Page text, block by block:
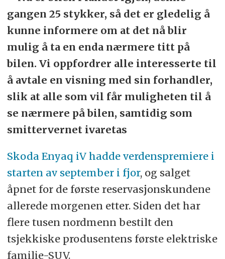
gangen 25 stykker, så det er gledelig å
kunne informere om at det nå blir
mulig å ta en enda nærmere titt på
bilen. Vi oppfordrer alle interesserte til
å avtale en visning med sin forhandler,
slik at alle som vil får muligheten til å
se nærmere på bilen, samtidig som
smittervernet ivaretas
Skoda Enyaq iV hadde verdenspremiere i
starten av september i fjor, og salget
åpnet for de første reservasjonskundene
allerede morgenen etter. Siden det har
flere tusen nordmenn bestilt den
tsjekkiske produsentens første elektriske
familie-SUV.